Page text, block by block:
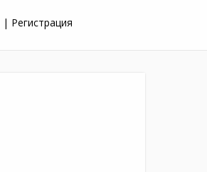
Регистрация